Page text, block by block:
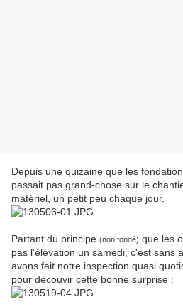
Depuis une quizaine que les
passait pas grand-chose sur le
matériel, un petit peu chaque jour.
Partant du principe (non fondé) que les
pas l'élévation un samedi, c'est sans
avons fait notre inspection quasi
pour découvir cette bonne surprise :